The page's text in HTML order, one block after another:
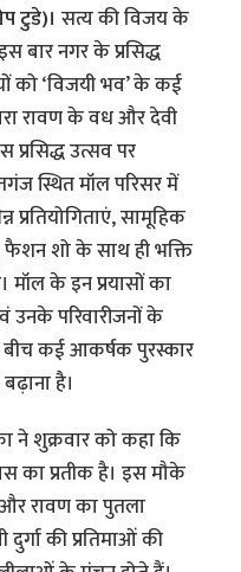
टुडे)।सत्य की विजय के
बार नगर के प्रसिद्ध
को ‘विजयी भव’ के कई
रावण के वध और देवी
प्रसिद्ध उत्सव पर
स्थित मॉल परिसर में
सामूहिक
फैशन शो के साथ ही भक्ति
के इन प्रयासों का
उनके परिवारीजनों के
कई आकर्षक पुरस्कार
है।
ने शुक्रवार को कहा कि
का प्रतीक है। इस मौके
रावण का पुतला
की प्रतिमाओं की